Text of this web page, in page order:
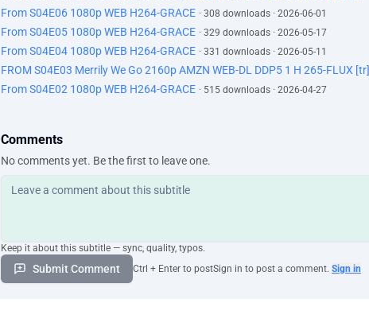
Tılsım olsun ya da olmasın, o şeyler içeri girecek.
Tünelde her kim varsa katledilecek...
Kemikler topraktan çıkarıldıktan sonra,
odayı güvenli tutacaklar.
Hani şu lokantada, uh... birleştirdikleri merdivenle.
İnsanlarımızı tünellerden
Hayır!
Yapamazsın!
Ne? Bir saniye, bu...
Neyi?
From S04E06 1080p WEB H264-GRACE · 308 downloads · 2026-06-01
From S04E05 1080p WEB H264-GRACE · 329 downloads · 2026-05-17
From S04E04 1080p WEB H264-GRACE · 331 downloads · 2026-05-11
FROM S04E03 Merrily We Go 2160p AMZN WEB-DL DDP5 1 H 265-FLUX [tr]
From S04E02 1080p WEB H264-GRACE · 515 downloads · 2026-04-27
Comments
No comments yet. Be the first to leave one.
Keep it about this subtitle — sync, quality, typos.
Submit Comment Ctrl + Enter to postSign in to post a comment. Sign in